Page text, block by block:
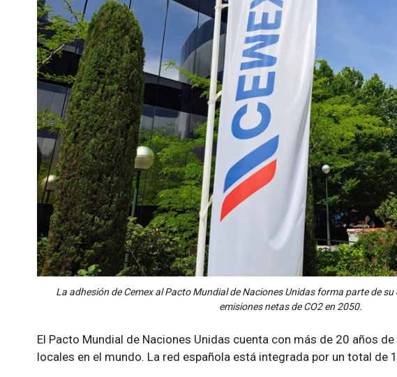
La adhesión de Cemex al Pacto Mundial de Naciones Unidas forma parte de
emisiones netas de CO2 en 2050.
El Pacto Mundial de Naciones Unidas cuenta con más de 20 años
locales en el mundo. La red española está integrada por un total de